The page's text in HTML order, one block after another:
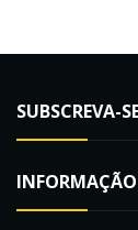
SUBSCREVA-
INFORMAÇÃO